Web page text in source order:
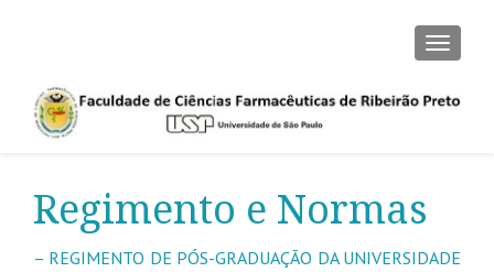
Regimento e Normas
– REGIMENTO DE PÓS-GRADUAÇÃO DA UNIVERSIDADE